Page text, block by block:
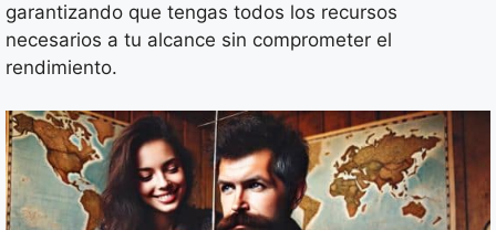
garantizando que tengas todos los recursos
necesarios a tu alcance sin comprometer el
rendimiento.